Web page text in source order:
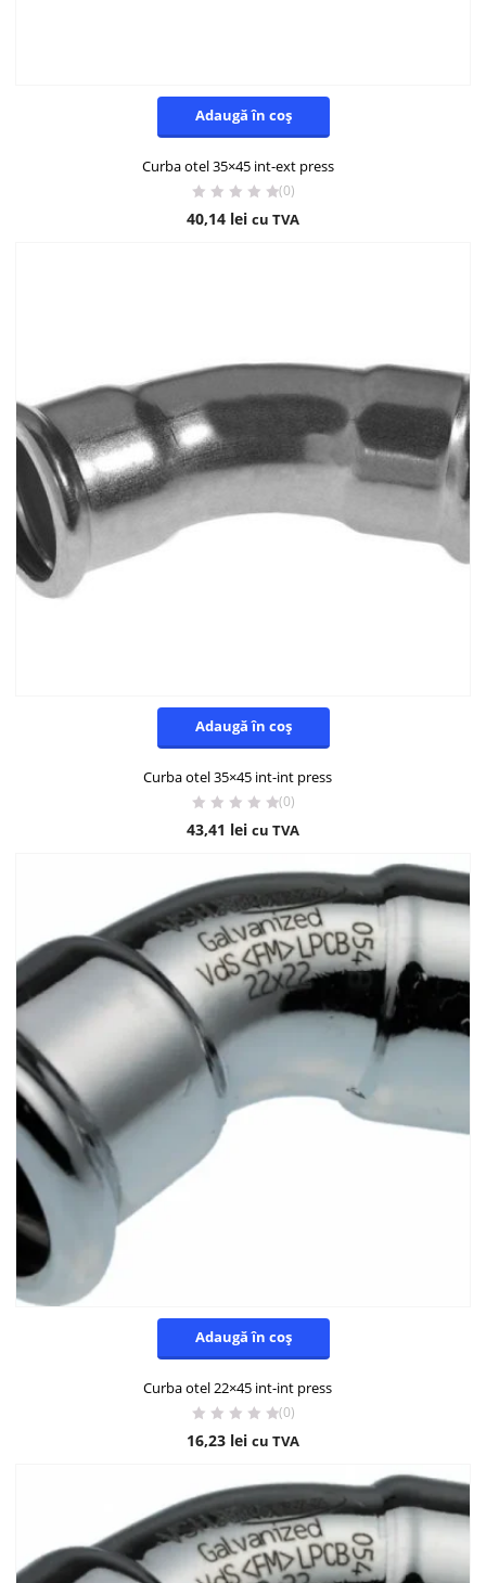
Adaugă în coș
Curba otel 35×45 int-ext press
(0)
40,14 lei cu TVA
Adaugă în coș
Curba otel 35×45 int-int press
(0)
43,41 lei cu TVA
Adaugă în coș
Curba otel 22×45 int-int press
(0)
16,23 lei cu TVA